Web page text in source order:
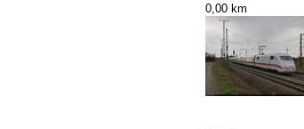
0,00 km